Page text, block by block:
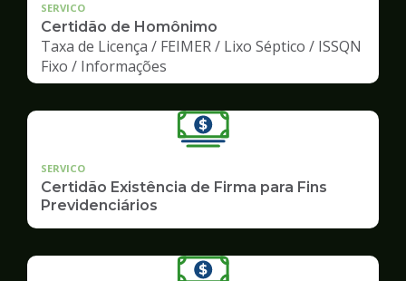
SERVICO
Certidão de Homônimo
Taxa de Licença / FEIMER / Lixo Séptico / ISSQN
Fixo / Informações
SERVICO
Certidão Existência de Firma para Fins
Previdenciários